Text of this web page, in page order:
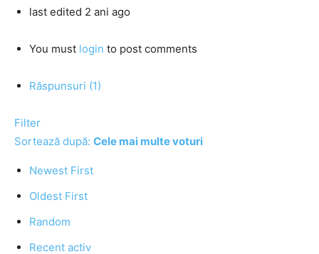
last edited 2 ani ago
You must login to post comments
Răspunsuri (1)
Filter
Sortează după: Cele mai multe voturi
Newest First
Oldest First
Random
Recent activ